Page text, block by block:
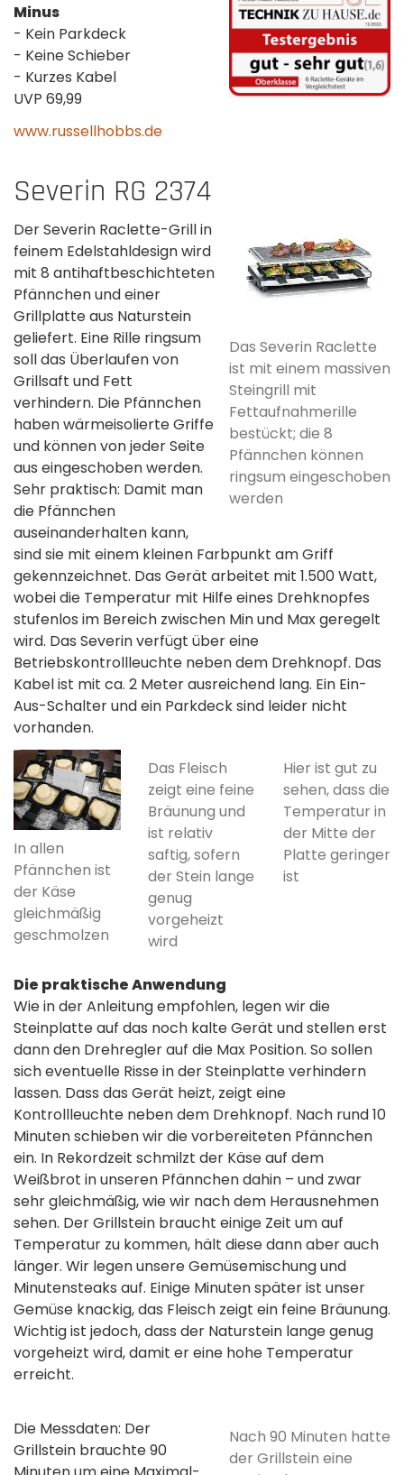
Minus
- Kein Parkdeck
- Keine Schieber
- Kurzes Kabel
UVP 69,99
www.russellhobbs.de
Severin RG 2374
Das Severin Raclette
ist mit einem massiven
Steingrill mit
Fettaufnahmerille
bestückt; die 8
Pfännchen können
ringsum eingeschoben
werden
Der Severin Raclette-Grill in
feinem Edelstahldesign wird
mit 8 antihaftbeschichteten
Pfännchen und einer
Grillplatte aus Naturstein
geliefert. Eine Rille ringsum
soll das Überlaufen von
Grillsaft und Fett
verhindern. Die Pfännchen
haben wärmeisolierte Griffe
und können von jeder Seite
aus eingeschoben werden.
Sehr praktisch: Damit man
die Pfännchen
auseinanderhalten kann,
sind sie mit einem kleinen Farbpunkt am Griff
gekennzeichnet. Das Gerät arbeitet mit 1.500 Watt,
wobei die Temperatur mit Hilfe eines Drehknopfes
stufenlos im Bereich zwischen Min und Max geregelt
wird. Das Severin verfügt über eine
Betriebskontrollleuchte neben dem Drehknopf. Das
Kabel ist mit ca. 2 Meter ausreichend lang. Ein Ein-
Aus-Schalter und ein Parkdeck sind leider nicht
vorhanden.
In allen
Pfännchen ist
der Käse
gleichmäßig
geschmolzen
Das Fleisch
zeigt eine feine
Bräunung und
ist relativ
saftig, sofern
der Stein lange
genug
vorgeheizt
wird
Hier ist gut zu
sehen, dass die
Temperatur in
der Mitte der
Platte geringer
ist
Die praktische Anwendung
Wie in der Anleitung empfohlen, legen wir die
Steinplatte auf das noch kalte Gerät und stellen erst
dann den Drehregler auf die Max Position. So sollen
sich eventuelle Risse in der Steinplatte verhindern
lassen. Dass das Gerät heizt, zeigt eine
Kontrollleuchte neben dem Drehknopf. Nach rund 10
Minuten schieben wir die vorbereiteten Pfännchen
ein. In Rekordzeit schmilzt der Käse auf dem
Weißbrot in unseren Pfännchen dahin – und zwar
sehr gleichmäßig, wie wir nach dem Herausnehmen
sehen. Der Grillstein braucht einige Zeit um auf
Temperatur zu kommen, hält diese dann aber auch
länger. Wir legen unsere Gemüsemischung und
Minutensteaks auf. Einige Minuten später ist unser
Gemüse knackig, das Fleisch zeigt ein feine Bräunung.
Wichtig ist jedoch, dass der Naturstein lange genug
vorgeheizt wird, damit er eine hohe Temperatur
erreicht.
Nach 90 Minuten hatte
der Grillstein eine
Die Messdaten: Der
Grillstein brauchte 90